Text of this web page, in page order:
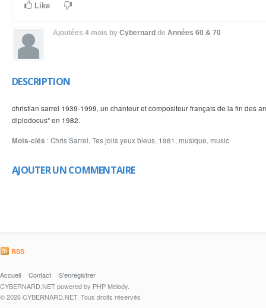
Like
Ajoutées 4 mois by Cybernard de Années 60 & 70
DESCRIPTION
christian sarrel 1939-1999, un chanteur et compositeur français de la fin des
diplodocus" en 1982.
Mots-clés :Chris Sarrel, Tes jolis yeux bleus, 1961 , musique, music
AJOUTER UN COMMENTAIRE
RSS
Accueil Contact
S'enregistrer
CYBERNARD.NET powered by PHP Melody.
© 2026 CYBERNARD.NET. Tous droits réservés